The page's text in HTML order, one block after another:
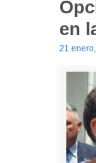
en
21